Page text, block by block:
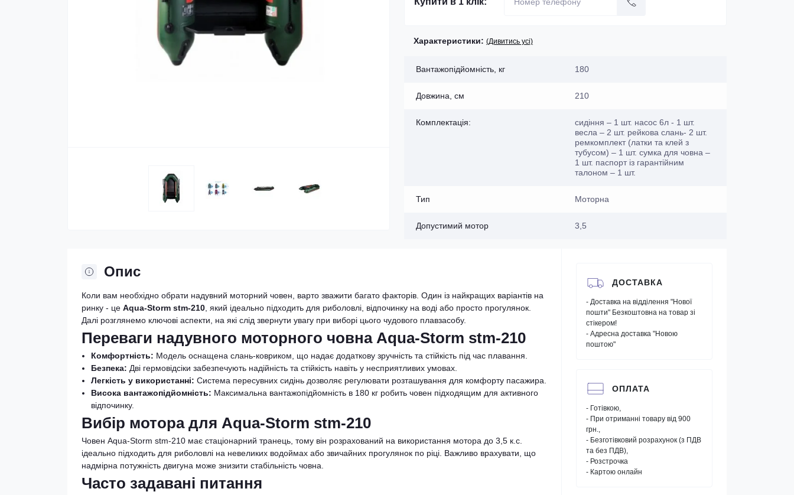
Характеристики: (Дивитись усі)
Вантажопідйомність, кг 180
Довжина, см 210
Комплектація:
сидіння – 1 шт. насос 6л - 1 шт.
весла – 2 шт. рейкова слань- 2 шт.
ремкомплект (латки та клей з
тубусом) – 1 шт. сумка для човна –
1 шт. паспорт із гарантійним
талоном – 1 шт.
Тип Моторна
Допустимий мотор 3,5
Опис
Коли вам необхідно обрати надувний моторний човен, варто зважити багато факторів. Один із найкращих варіантів на
ринку - це Aqua-Storm stm-210, який ідеально підходить для риболовлі, відпочинку на воді або просто прогулянок.
Далі розглянемо ключові аспекти, на які слід звернути увагу при виборі цього чудового плавзасобу.
Переваги надувного моторного човна Aqua-Storm stm-210
Комфортність: Модель оснащена слань-ковриком, що надає додаткову зручність та стійкість під час плавання.
Безпека: Дві гермовідсіки забезпечують надійність та стійкість навіть у несприятливих умовах.
Легкість у використанні: Система пересувних сидінь дозволяє регулювати розташування для комфорту пасажира.
Висока вантажопідйомність: Максимальна вантажопідйомність в 180 кг робить човен підходящим для активного
відпочинку.
Вибір мотора для Aqua-Storm stm-210
Човен Aqua-Storm stm-210 має стаціонарний транець, тому він розрахований на використання мотора до 3,5 к.с.
ідеально підходить для риболовлі на невеликих водоймах або звичайних прогулянок по ріці. Важливо врахувати, що
надмірна потужність двигуна може знизити стабільність човна.
Часто задавані питання
ДОСТАВКА
- Доставка на відділення "Нової
пошти" Безкоштовна на товар зі
стікером!
- Адресна доставка "Новою
поштою"
ОПЛАТА
- Готівкою,
- При отриманні товару від 900
грн.,
- Безготівковий розрахунок (з ПДВ
та без ПДВ),
- Розстрочка
- Картою онлайн